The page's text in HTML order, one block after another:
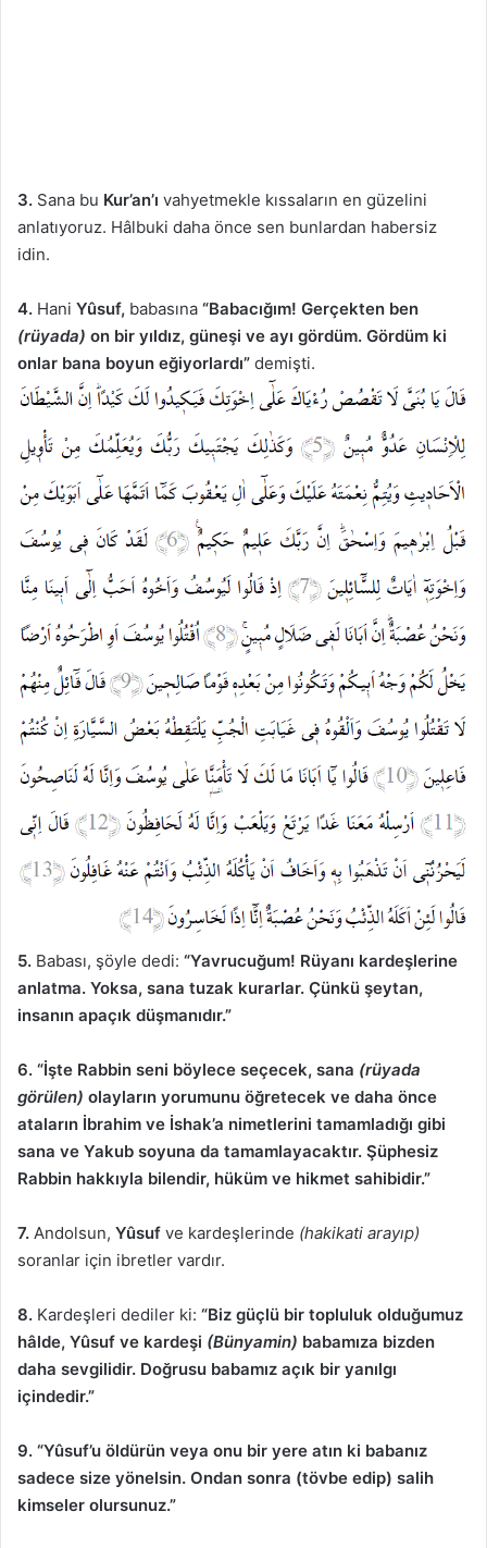
3. Sana bu Kur’an’ı vahyetmekle kıssaların en güzelini
anlatıyoruz. Hâlbuki daha önce sen bunlardan habersiz
idin.
4. Hani Yûsuf, babasına “Babacığım! Gerçekten ben
(rüyada) on bir yıldız, güneşi ve ayı gördüm. Gördüm ki
onlar bana boyun eğiyorlardı” demişti.
5. Babası, şöyle dedi: “Yavrucuğum! Rüyanı kardeşlerine
anlatma. Yoksa, sana tuzak kurarlar. Çünkü şeytan,
insanın apaçık düşmanıdır.”
6. “İşte Rabbin seni böylece seçecek, sana (rüyada
görülen) olayların yorumunu öğretecek ve daha önce
ataların İbrahim ve İshak’a nimetlerini tamamladığı gibi
sana ve Yakub soyuna da tamamlayacaktır. Şüphesiz
Rabbin hakkıyla bilendir, hüküm ve hikmet sahibidir.”
7. Andolsun, Yûsuf ve kardeşlerinde (hakikati arayıp)
soranlar için ibretler vardır.
8. Kardeşleri dediler ki: “Biz güçlü bir topluluk olduğumuz
hâlde, Yûsuf ve kardeşi (Bünyamin) babamıza bizden
daha sevgilidir. Doğrusu babamız açık bir yanılgı
içindedir.”
9. “Yûsuf’u öldürün veya onu bir yere atın ki babanız
sadece size yönelsin. Ondan sonra (tövbe edip) salih
kimseler olursunuz.”